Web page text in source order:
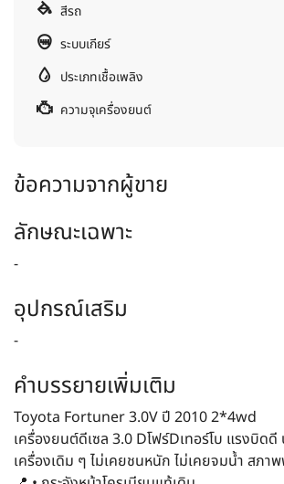
สีรถ
ระบบเกียร์
ประเภทเชื้อเพลิง
ความจุเครื่องยนต์
ข้อความจากผู้ขาย
ลักษณะเฉพาะ
-
อุปกรณ์เสริม
-
คำบรรยายเพิ่มเติม
Toyota Fortuner 3.0V ปี 2010 2*4wd
เครื่องยนต์ดีเซล 3.0 Dโฟร์Dเทอร์โบ แรงบิด
เครื่องเดิม ๆ ไม่เคยชนหนัก ไม่เคยจมน้ำ สภา